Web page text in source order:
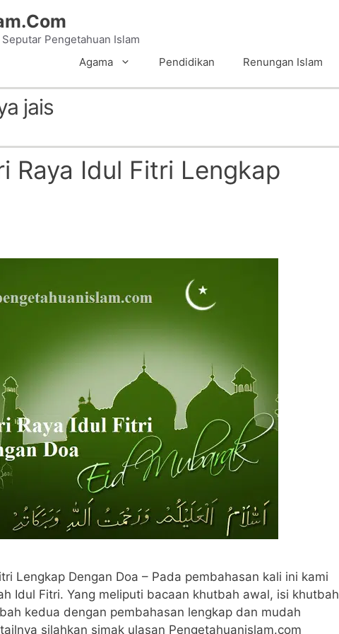
Pengetahuan Islam
Agama
Pendidikan Renungan Islam
jais
Raya Idul Fitri Lengkap
Lengkap Dengan Doa – Pada pembahasan kali ini kami
Idul Fitri. Yang meliputi bacaan khutbah awal, isi khutbah
kedua dengan pembahasan lengkap dan mudah
silahkan simak ulasan Pengetahuanislam.com